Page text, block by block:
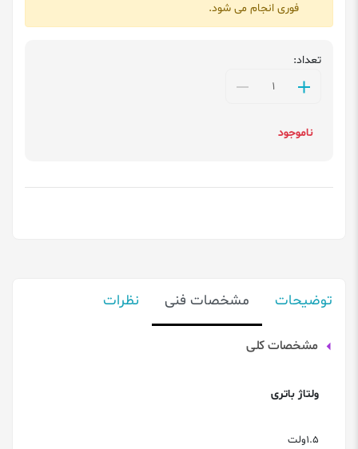
فوری انجام می شود.
تعداد:
ناموجود
توضیحات مشخصات فنی نظرات
مشخصات کلی
ولتاژ باتری
1.5ولت